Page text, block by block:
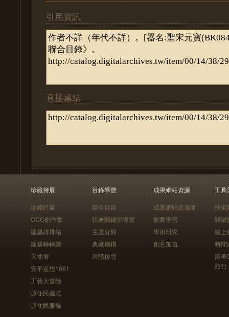
引用資訊
直接連結
珍藏特展
珍藏特展
CCC創作集
建築排排站
建築轉轉樂
天地宮
安平追想1661
工藝大冒險
原住民儀式
原住民服飾
目錄導覽
聯合目錄
快速關鍵詞導覽
主題分類
典藏機構
進階搜尋
成果網站資源
成果網站資源庫
教育學習
學術研究
創意加值
工具
技術
關鍵
線上
時間
跟
旅行